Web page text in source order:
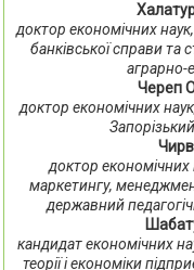
доктор економічних
банківської справи
аграрно-
Череп
доктор економічних
доктор
маркетингу,
державний
кандидат економічних
теорії і економіки